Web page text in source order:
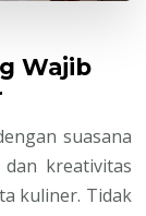
Wajib
suasana
dan kreativitas
kuliner. Tidak